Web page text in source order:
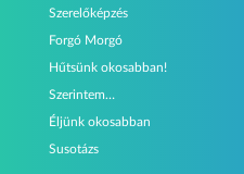
Szerelőképzés
Forgó Morgó
Hűtsünk okosabban!
Szerintem…
Éljünk okosabban
Susotázs